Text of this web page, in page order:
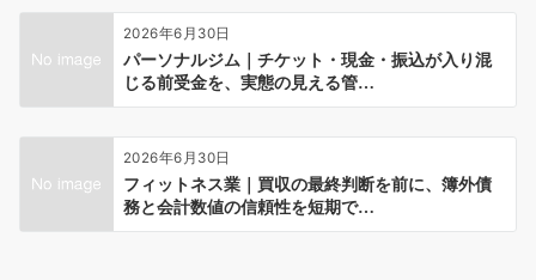
2026年6月30日
パーソナルジム｜チケット・現金・振込が入り混
じる前受金を、実態の見える管…
2026年6月30日
フィットネス業｜買収の最終判断を前に、簿外債
務と会計数値の信頼性を短期で…